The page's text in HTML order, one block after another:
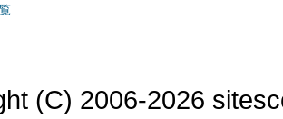
(C) 2006-2026